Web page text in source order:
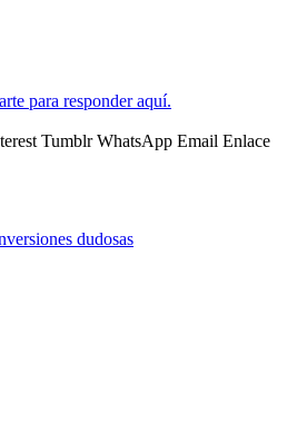
para responder aquí.
Tumblr WhatsApp Email Enlace
dudosas